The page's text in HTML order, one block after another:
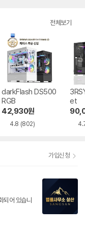
전체보기
darkFlash DS500
RGB
42,930원
4.8 (802)
et
가입신청
되어 있습니